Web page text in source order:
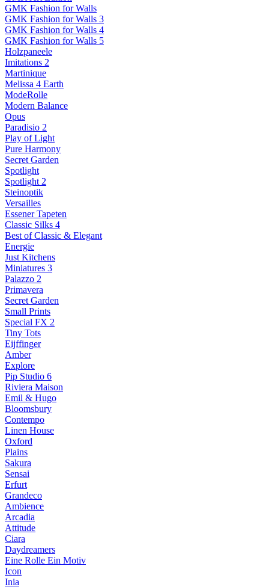
GMK Fashion for Walls
GMK Fashion for Walls 3
GMK Fashion for Walls 4
GMK Fashion for Walls 5
Holzpaneele
Imitations 2
Martinique
Melissa 4 Earth
ModeRolle
Modern Balance
Opus
Paradisio 2
Play of Light
Pure Harmony
Secret Garden
Spotlight
Spotlight 2
Steinoptik
Versailles
Essener Tapeten
Classic Silks 4
Best of Classic & Elegant
Energie
Just Kitchens
Miniatures 3
Palazzo 2
Primavera
Secret Garden
Small Prints
Special FX 2
Tiny Tots
Eijffinger
Amber
Explore
Pip Studio 6
Riviera Maison
Emil & Hugo
Bloomsbury
Contempo
Linen House
Oxford
Plains
Sakura
Sensai
Erfurt
Grandeco
Ambience
Arcadia
Attitude
Ciara
Daydreamers
Eine Rolle Ein Motiv
Icon
Inia